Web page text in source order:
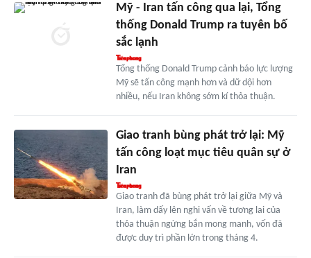
Mỹ - Iran tấn công qua lại, Tổng
thống Donald Trump ra tuyên bố
sắc lạnh
Tổng thống Donald Trump cảnh báo lực lượng
Mỹ sẽ tấn công mạnh hơn và dữ dội hơn
nhiều, nếu Iran không sớm kí thỏa thuận.
Giao tranh bùng phát trở lại: Mỹ
tấn công loạt mục tiêu quân sự ở
Iran
Giao tranh đã bùng phát trở lại giữa Mỹ và
Iran, làm dấy lên nghi vấn về tương lai của
thỏa thuận ngừng bắn mong manh, vốn đã
được duy trì phần lớn trong tháng 4.